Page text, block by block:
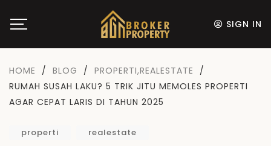
SIGN IN
HOME / BLOG / PROPERTI,REALESTATE
/
RUMAH SUSAH LAKU? 5 TRIK JITU MEMOLES PROPERTI
AGAR CEPAT LARIS DI TAHUN 2025
properti realestate